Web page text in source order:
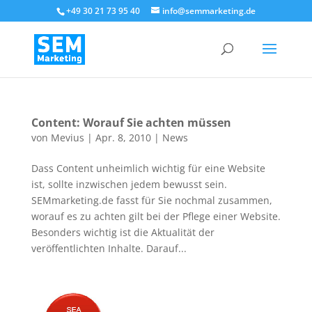
+49 30 21 73 95 40 info@semmarketing.de
Content: Worauf Sie achten müssen
von Mevius | Apr. 8, 2010| News
Dass Content unheimlich wichtig für eine Website
ist, sollte inzwischen jedem bewusst sein.
SEMmarketing.de fasst für Sie nochmal zusammen,
worauf es zu achten gilt bei der Pflege einer Website.
Besonders wichtig ist die Aktualität der
veröffentlichten Inhalte. Darauf...